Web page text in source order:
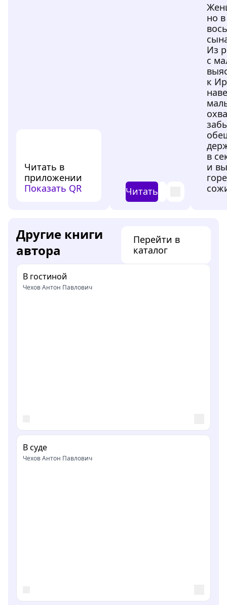
Читать в
приложении
Показать QR
Читать
но
Из
с
к
в
и
Другие книги
автора
Перейти в
каталог
В гостиной
Чехов Антон Павлович
В суде
Чехов Антон Павлович